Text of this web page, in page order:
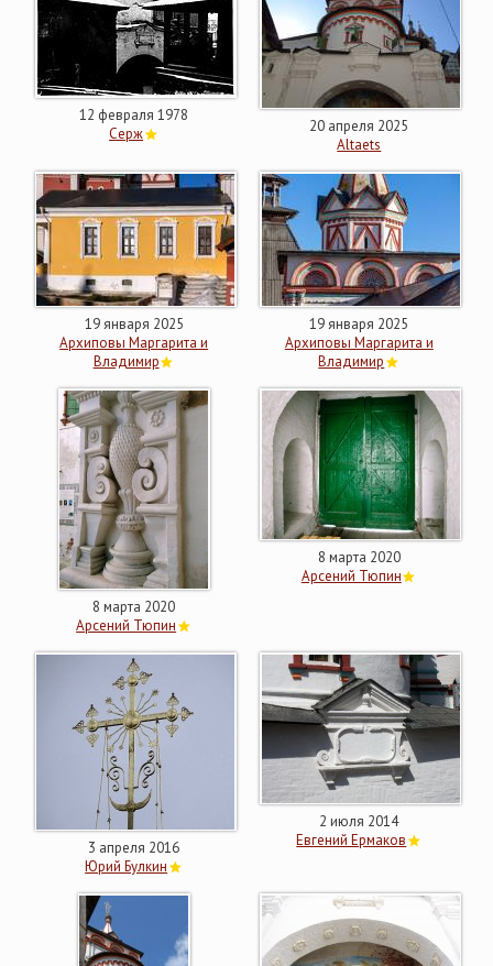
12 февраля 1978
Серж
20 апреля 2025
Altaets
19 января 2025
Архиповы Маргарита и
Владимир
19 января 2025
Архиповы Маргарита и
Владимир
8 марта 2020
Арсений Тюпин
8 марта 2020
Арсений Тюпин
3 апреля 2016
Юрий Булкин
2 июля 2014
Евгений Ермаков